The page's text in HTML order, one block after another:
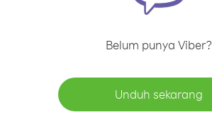
Belum punya Viber?
Unduh sekarang